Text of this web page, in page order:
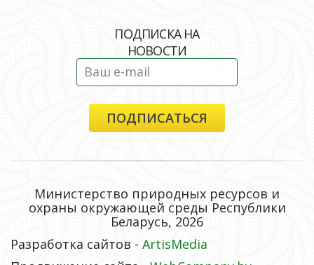
ПОДПИСКА НА
НОВОСТИ
Министерство природных ресурсов и
охраны окружающей среды Республики
Беларусь, 2026
Разработка сайтов - ArtisMedia